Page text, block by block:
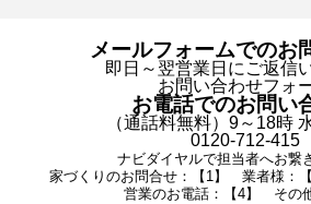
メールフォームでのお
即日～翌営業日にご返信
お問い合わせフォ
お電話でのお問い
（通話料無料）9～18時
0120-712-415
ナビダイヤルで担当者へお繋
家づくりのお問合せ：【1】 業者様：
営業のお電話：【4】 その